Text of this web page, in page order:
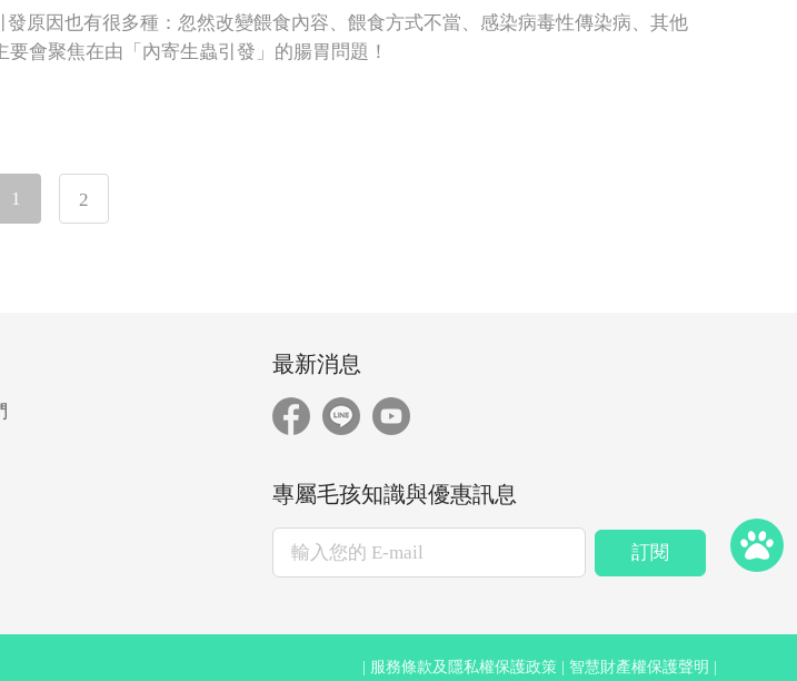
原因也有很多種：忽然改變餵食內容、餵食方式不當、感染病毒性傳染病、其他
會聚焦在由「內寄生蟲引發」的腸胃問題！
1 2
最新消息
專屬毛孩知識與優惠訊息
訂閱
服務條款及隱私權保護政策 智慧財產權保護聲明